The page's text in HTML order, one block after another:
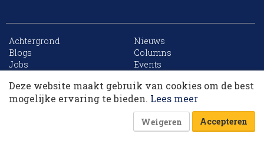
Achtergrond
Nieuws
Blogs
Columns
Jobs
Events
Archief
Sitemap
Website is powered by
Deze website maakt gebruik van cookies om de best
mogelijke ervaring te bieden. Lees meer
Weigeren Accepteren
10 collega’s
Korting op events